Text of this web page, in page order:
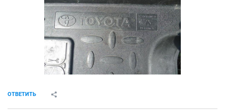
ОТВЕТИТЬ